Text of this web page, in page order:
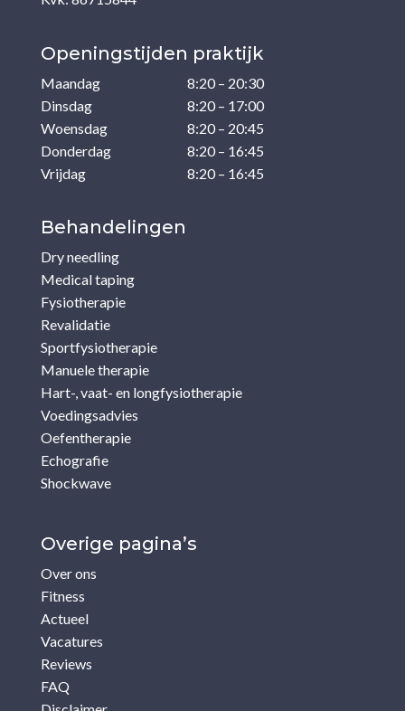
Openingstijden praktijk
Maandag
8:20 – 20:30
Dinsdag
8:20 – 17:00
Woensdag
8:20 – 20:45
Donderdag
8:20 – 16:45
Vrijdag
8:20 – 16:45
Behandelingen
Dry needling
Medical taping
Fysiotherapie
Revalidatie
Sportfysiotherapie
Manuele therapie
Hart-, vaat- en longfysiotherapie
Voedingsadvies
Oefentherapie
Echografie
Shockwave
Overige pagina’s
Over ons
Fitness
Actueel
Vacatures
Reviews
FAQ